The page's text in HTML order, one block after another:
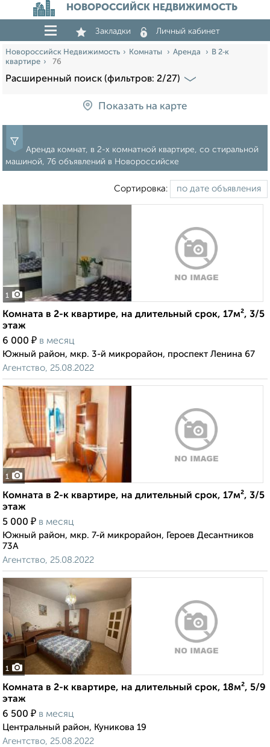
НОВОРОССИЙСК НЕДВИЖИМОСТЬ
Закладки Личный кабинет
Новороссийск Недвижимость Комнаты Аренда
В 2‑к
квартире
76
Расширенный поиск (фильтров: 2/27)
Показать на карте
Аренда комнат, в 2-х комнатной квартире, со стиральной
машиной, 76 объявлений в Новороссийске
Сортировка:
1
Комната в 2-к квартире, на длительный срок, 17м², 3/5
этаж
6 000 ₽ в месяц
Южный район, мкр. 3-й микрорайон, проспект Ленина 67
Агентство, 25.08.2022
1
Комната в 2-к квартире, на длительный срок, 17м², 3/5
этаж
5 000 ₽ в месяц
Южный район, мкр. 7-й микрорайон, Героев Десантников
73А
Агентство, 25.08.2022
1
Комната в 2-к квартире, на длительный срок, 18м², 5/9
этаж
6 500 ₽ в месяц
Центральный район, Куникова 19
Агентство, 25.08.2022